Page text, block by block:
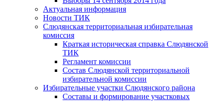
Актуальная информация
Новости ТИК
Слюдянская территориальная избирательная
комиссия
Краткая историческая справка Слюдянской
ТИК
Регламент комиссии
Состав Слюдянской территориальной
избирательной комиссии
Избирательные участки Слюдянского района
Составы и формирование участковых